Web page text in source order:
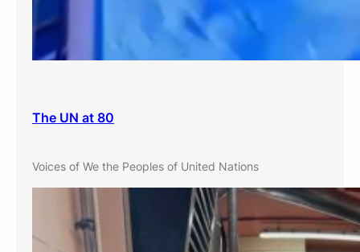
The UN at 80
Voices of We the Peoples of United Nations